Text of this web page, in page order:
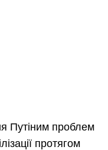
Путіним проблем
протягом